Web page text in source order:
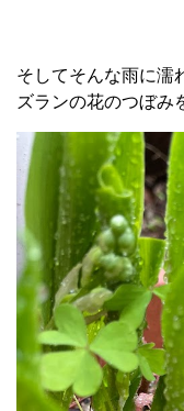
そしてそんな雨に濡
ズランの花のつぼみ